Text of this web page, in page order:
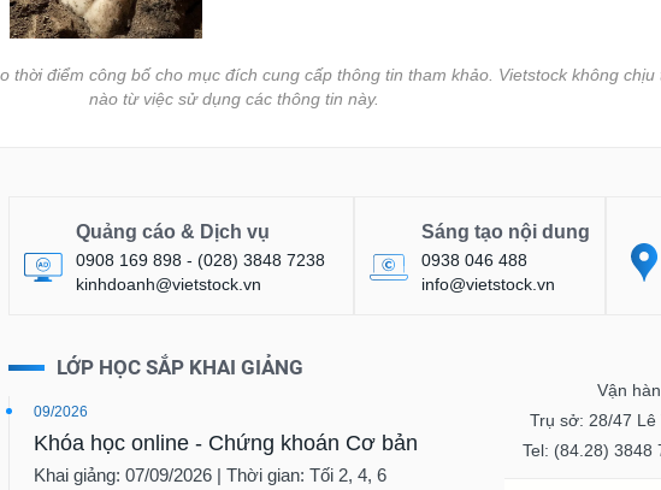
thời điểm công bố cho mục đích cung cấp thông tin tham khảo. Vietstock không
nào từ việc sử dụng các thông tin này.
Quảng cáo & Dịch vụ
0908 169 898 - (028) 3848 7238
kinhdoanh@vietstock.vn
Sáng tạo nội dung
0938 046 488
info@vietstock.vn
LỚP HỌC SẮP KHAI GIẢNG
09/2026
Khóa học online - Chứng khoán Cơ bản
Khai giảng: 07/09/2026 | Thời gian: Tối 2, 4, 6
Vận
Trụ sở: 28/47 Lê
Tel: (84.28) 3848